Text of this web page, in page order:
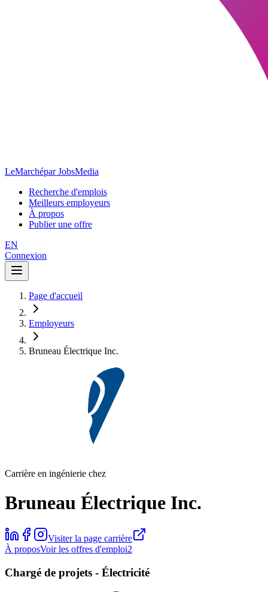
LeMarchépar JobsMedia
Recherche d'emplois
Meilleurs employeurs
À propos
Publier une offre
EN
Connexion
Page d'accueil
Employeurs
Bruneau Électrique Inc.
Carrière en ingénierie chez
Bruneau Électrique Inc.
Visiter la page carrière
À proposVoir les offres d'emploi2
Chargé de projets - Électricité